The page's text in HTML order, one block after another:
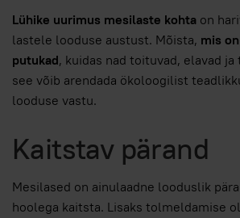
Lühike uurimus mesilaste kohta on
lastele looduse austust. Mõista, mis
putukad, kuidas nad toituvad, elavad
see võib arendada ökoloogilist
looduse vastu.
Kaitstav pärand
Mesilased on ainulaadne looduslik
hoolega kaitsta. Lisaks tolmeldamise